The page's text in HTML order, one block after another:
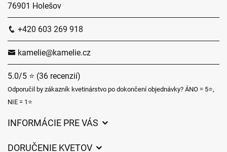
76901 Holešov
+420 603 269 918
kamelie@kamelie.cz
5.0/5 ⭐ (36 recenzií)
Odporučil by zákazník kvetinárstvo po dokončení objednávky? ÁNO = 5⭐,
NIE = 1⭐
INFORMÁCIE PRE VÁS
DORUČENIE KVETOV